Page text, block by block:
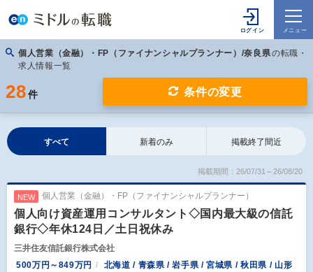
個人営業（金融）・FP（ファイナンシャルプランナー）/奈良県の転職・
求人情報一覧
28 件 条件の変更
すべて 新着のみ 掲載終了間近
掲載期間：26/07/31～26/08/20
NEW 個人営業（金融）・FP（ファイナンシャルプランナー）
個人向け資産運用コンサルタント◇国内最大級の信託
銀行◇年休124日／土日祝休み
三井住友信託銀行株式会社
500万円～849万円
北海道 / 青森県 / 岩手県 / 宮城県 / 秋田県 / 山形